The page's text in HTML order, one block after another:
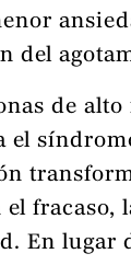
del
de
el
el fracaso,
En lugar